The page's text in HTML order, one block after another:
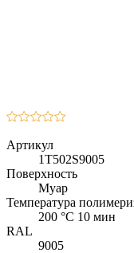
Артикул
1T502S9005
Поверхность
Муар
Температура
200 °C 10 мин
RAL
9005